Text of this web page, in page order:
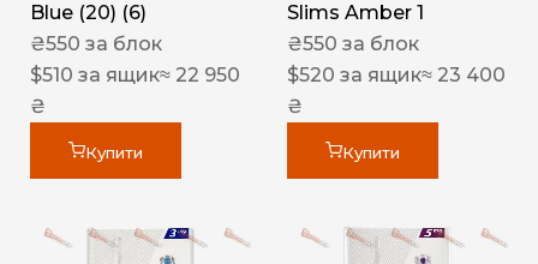
Blue (20) (6)
₴550 за блок
$510 за ящик≈ 22 950
₴
Купити
Slims Amber 1
₴550 за блок
$520 за ящик≈ 23 400
₴
Купити